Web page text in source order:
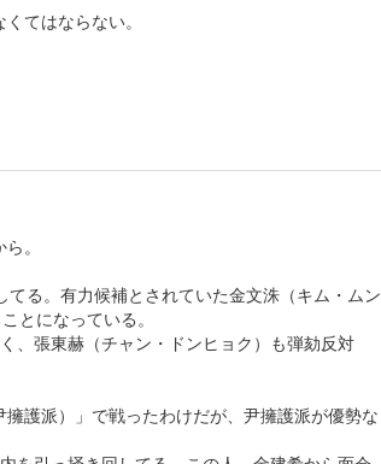
てはならない。
。
る。有力候補とされていた金文洙（キム・ムン
とになっている。
、張東赫（チャン・ドンヒョク）も弾劾反対
護派）」で戦ったわけだが、尹擁護派が優勢な